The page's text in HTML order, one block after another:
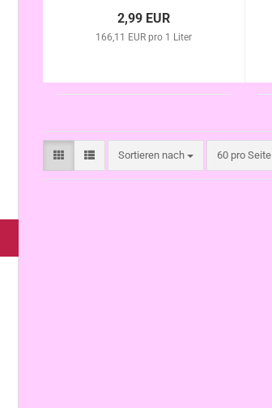
kompatibel
2,99 EUR
166,11 EUR pro 1 Liter
Sortieren nach
Sortieren nach 60 pro Seite
pro Seite